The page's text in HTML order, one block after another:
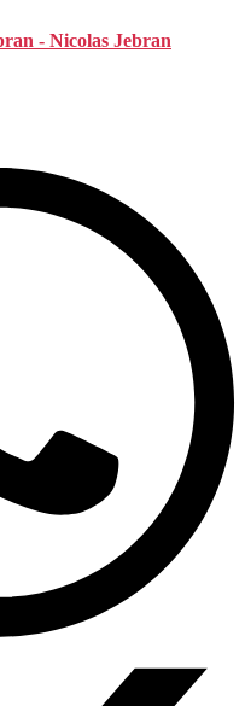
- Nicolas Jebran